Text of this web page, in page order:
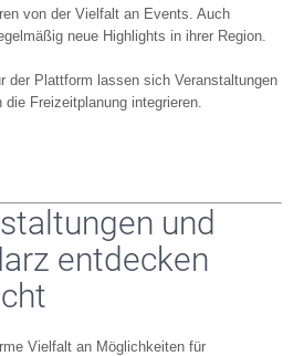
von der Vielfalt an Events. Auch
neue Highlights in ihrer Region.
der Plattform lassen sich Veranstaltungen
Freizeitplanung integrieren.
und
entdecken
Vielfalt an Möglichkeiten für